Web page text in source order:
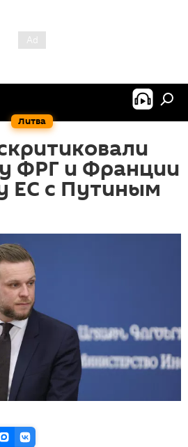
Литва
ФРГ и Франции
ЕС с Путиным